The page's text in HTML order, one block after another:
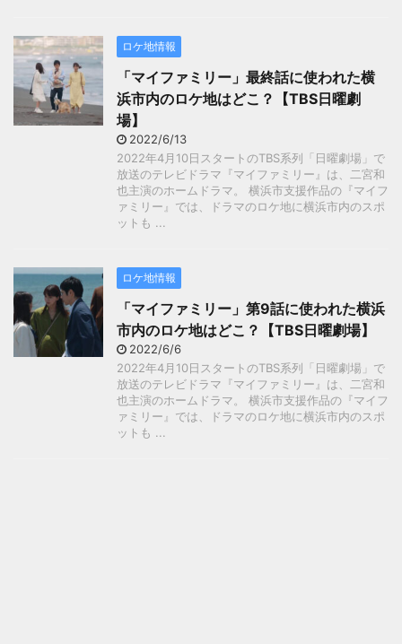
ロケ地情報
「マイファミリー」最終話に使われた横
浜市内のロケ地はどこ？【TBS日曜劇
場】
2022/6/13
2022年4月10日スタートのTBS系列「日曜劇場」で
放送のテレビドラマ『マイファミリー』は、二宮和
也主演のホームドラマ。 横浜市支援作品の『マイフ
ァミリー』では、ドラマのロケ地に横浜市内のスポ
ットも ...
ロケ地情報
「マイファミリー」第9話に使われた横浜
市内のロケ地はどこ？【TBS日曜劇場】
2022/6/6
2022年4月10日スタートのTBS系列「日曜劇場」で
放送のテレビドラマ『マイファミリー』は、二宮和
也主演のホームドラマ。 横浜市支援作品の『マイフ
ァミリー』では、ドラマのロケ地に横浜市内のスポ
ットも ...